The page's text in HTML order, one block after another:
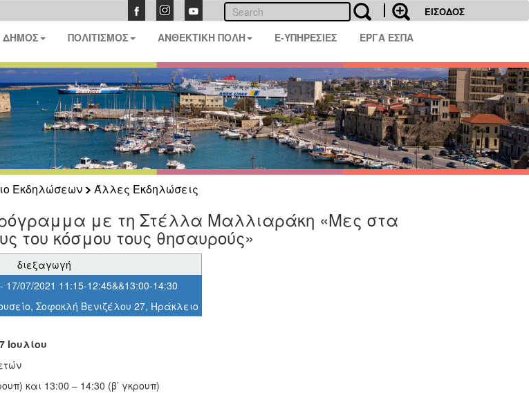
ΕΙΣΟΔΟΣ
ΔΗΜΟΣ ΠΟΛΙΤΙΣΜΟΣ ΑΝΘΕΚΤΙΚΗ ΠΟΛΗ E-ΥΠΗΡΕΣΙΕΣ ΕΡΓΑ ΕΣΠΑ
Εκδηλώσεων
Άλλες Εκδηλώσεις
με τη Στέλλα Μαλλιαράκη «Μες στα
του κόσμου τους θησαυρούς»
διεξαγωγή
17/07/2021 11:15-12:45&&13:00-14:30
Σοφοκλή Βενιζέλου 27, Ηράκλειο
Ιουλίου
και 13:00 – 14:30 (β’ γκρουπ)